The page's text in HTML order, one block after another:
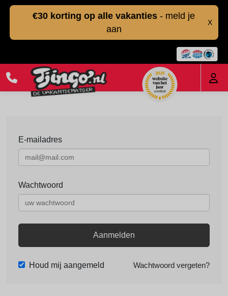
€30 korting op alle vakanties - meld je
aan
X
E-mailadres
Wachtwoord
Aanmelden
Houd mij aangemeld Wachtwoord vergeten?